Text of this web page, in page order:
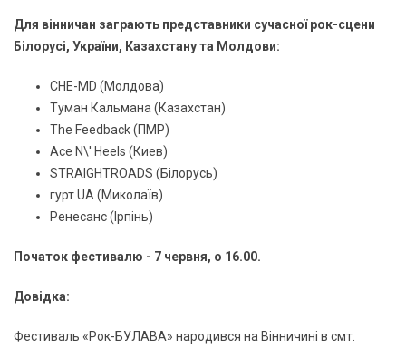
Для вінничан заграють представники сучасної рок-сцени
Білорусі, України, Казахстану та Молдови:
CHE-MD (Молдова)
Туман Кальмана (Казахстан)
The Feedback (ПМР)
Ace N\' Heels (Киев)
STRAIGHTROADS (Білорусь)
гурт UA (Миколаїв)
Ренесанс (Ірпінь)
Початок фестивалю - 7 червня, о 16.00.
Довідка:
Фестиваль «Рок-БУЛАВА» народився на Вiнничинi в смт.